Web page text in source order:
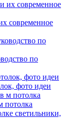
современное
по
фото идеи
потолка